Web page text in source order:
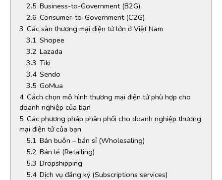
2.5 Business-to-Government (B2G)
2.6 Consumer-to-Government (C2G)
3 Các sàn thương mại điện tử lớn ở Việt Nam
3.1 Shopee
3.2 Lazada
3.3 Tiki
3.4 Sendo
3.5 GoMua
4 Cách chọn mô hình thương mại điện tử phù hợp cho
doanh nghiệp của bạn
5 Các phương pháp phân phối cho doanh nghiệp thương
mại điện tử của bạn
5.1 Bán buôn – bán sỉ (Wholesaling)
5.2 Bán lẻ (Retailing)
5.3 Dropshipping
5.4 Dịch vụ đăng ký (Subscriptions services)